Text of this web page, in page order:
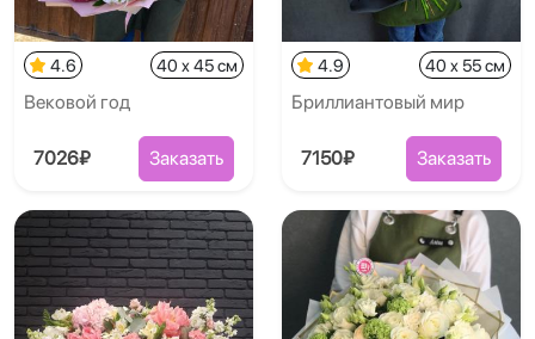
4.6 40 x 45 см
Вековой год
7026₽ Заказать
4.9 40 x 55 см
Бриллиантовый мир
7150₽ Заказать